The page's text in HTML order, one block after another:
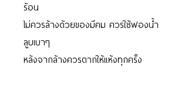
ร้อน
ไม่ควรล้างด้วยของมีคม ควรใช้ฟองน้ำ
ลูบเบาๆ
หลังจากล้างควรตากให้แห้งทุกครั้ง